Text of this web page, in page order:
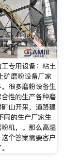
专用设备：粘土
磨粉设备厂家
很多磨粉设备生
性的生产各种磨
山开采，道路建
同的生产厂家生
机，。那么高湿
个答案需要客户